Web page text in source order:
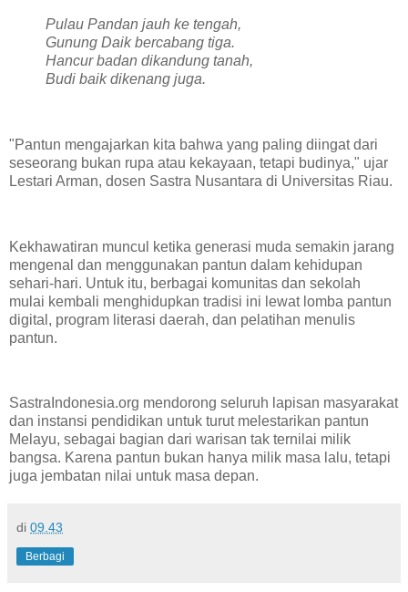
Pulau Pandan jauh ke tengah,
Gunung Daik bercabang tiga.
Hancur badan dikandung tanah,
Budi baik dikenang juga.
"Pantun mengajarkan kita bahwa yang paling diingat dari
seseorang bukan rupa atau kekayaan, tetapi budinya," ujar
Lestari Arman, dosen Sastra Nusantara di Universitas Riau.
Kekhawatiran muncul ketika generasi muda semakin jarang
mengenal dan menggunakan pantun dalam kehidupan
sehari-hari. Untuk itu, berbagai komunitas dan sekolah
mulai kembali menghidupkan tradisi ini lewat lomba pantun
digital, program literasi daerah, dan pelatihan menulis
pantun.
SastraIndonesia.org mendorong seluruh lapisan masyarakat
dan instansi pendidikan untuk turut melestarikan pantun
Melayu, sebagai bagian dari warisan tak ternilai milik
bangsa. Karena pantun bukan hanya milik masa lalu, tetapi
juga jembatan nilai untuk masa depan.
di 09.43
Berbagi